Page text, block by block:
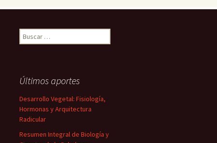
Buscar:
Últimos aportes
Desarrollo Vegetal: Fisiología,
Hormonas y Arquitectura
Radicular
Resumen Integral de Biología y